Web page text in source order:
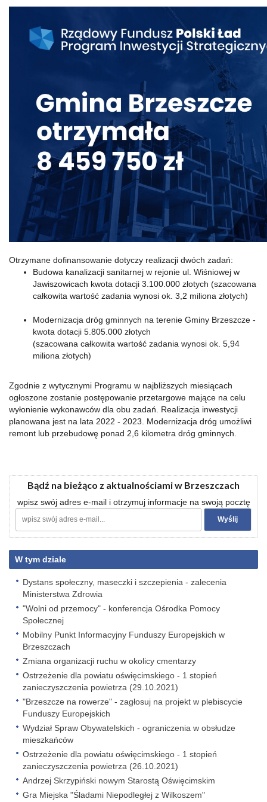
Otrzymane dofinansowanie dotyczy realizacji dwóch zadań:
Budowa kanalizacji sanitarnej w rejonie ul. Wiśniowej w
Jawiszowicach kwota dotacji 3.100.000 złotych (szacowana
całkowita wartość zadania wynosi ok. 3,2 miliona złotych)
Modernizacja dróg gminnych na terenie Gminy Brzeszcze -
kwota dotacji 5.805.000 złotych
(szacowana całkowita wartość zadania wynosi ok. 5,94
miliona złotych)
Zgodnie z wytycznymi Programu w najbliższych miesiącach
ogłoszone zostanie postępowanie przetargowe mające na celu
wyłonienie wykonawców dla obu zadań. Realizacja inwestycji
planowana jest na lata 2022 - 2023. Modernizacja dróg umożliwi
remont lub przebudowę ponad 2,6 kilometra dróg gminnych.
Bądź na bieżąco z aktualnościami w Brzeszczach
wpisz swój adres e-mail i otrzymuj informacje na swoją pocztę
W tym dziale
Dystans społeczny, maseczki i szczepienia - zalecenia
Ministerstwa Zdrowia
"Wolni od przemocy" - konferencja Ośrodka Pomocy
Społecznej
Mobilny Punkt Informacyjny Funduszy Europejskich w
Brzeszczach
Zmiana organizacji ruchu w okolicy cmentarzy
Ostrzeżenie dla powiatu oświęcimskiego - 1 stopień
zanieczyszczenia powietrza (29.10.2021)
"Brzeszcze na rowerze" - zagłosuj na projekt w plebiscycie
Funduszy Europejskich
Wydział Spraw Obywatelskich - ograniczenia w obsłudze
mieszkańców
Ostrzeżenie dla powiatu oświęcimskiego - 1 stopień
zanieczyszczenia powietrza (26.10.2021)
Andrzej Skrzypiński nowym Starostą Oświęcimskim
Gra Miejska "Śladami Niepodległej z Wilkoszem"